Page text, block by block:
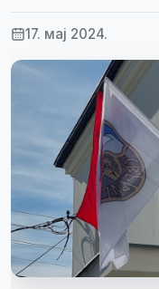
17. мај 2024.